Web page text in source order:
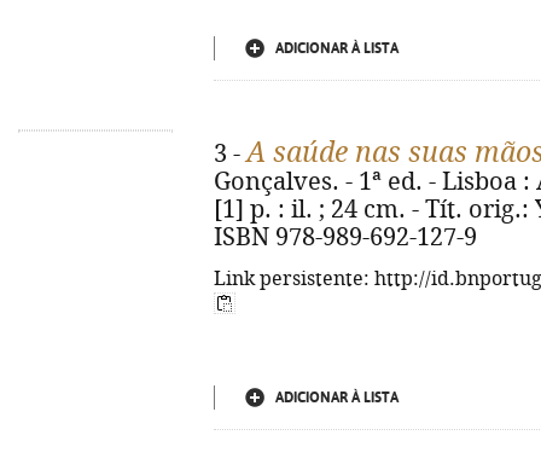
ADICIONAR À LISTA
3 -A saúde nas suas
Gonçalves. - 1ª ed. - Lisboa
[1] p. : il. ; 24 cm. - Tít.
ISBN 978-989-692-127-9
Link persistente: http://
ADICIONAR À LISTA